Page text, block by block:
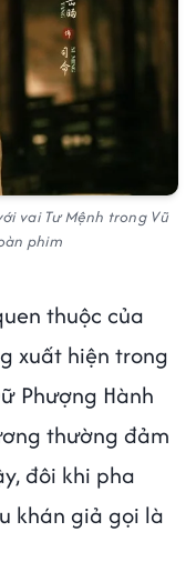
vai Tư Mệnh trong Vũ
phim
thuộc của
xuất hiện trong
Phượng Hành
thường đảm
đôi khi pha
khán giả gọi là